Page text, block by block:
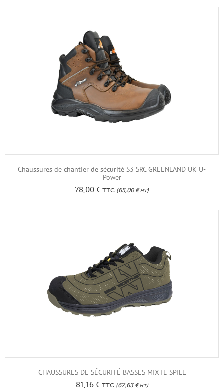
Chaussures de chantier de sécurité S3 SRC GREENLAND UK U-
Power
78,00 € TTC (65,00 €HT)
CHAUSSURES DE SÉCURITÉ BASSES MIXTE SPILL
81,16 €TTC(67,63 €HT)